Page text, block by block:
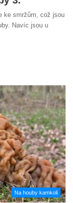
ke smržům, což jsou
Navíc jsou u
Na houby kamkoli